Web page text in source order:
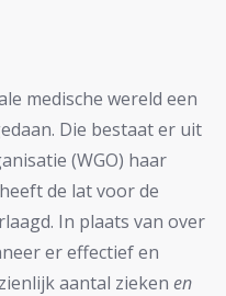
medische wereld een
Die bestaat er uit
(WGO) haar
de lat voor de
In plaats van over
er effectief en
aantal zieken en